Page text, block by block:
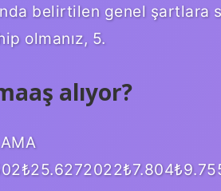
belirtilen genel şartlara
olmanız, 5.
alıyor?